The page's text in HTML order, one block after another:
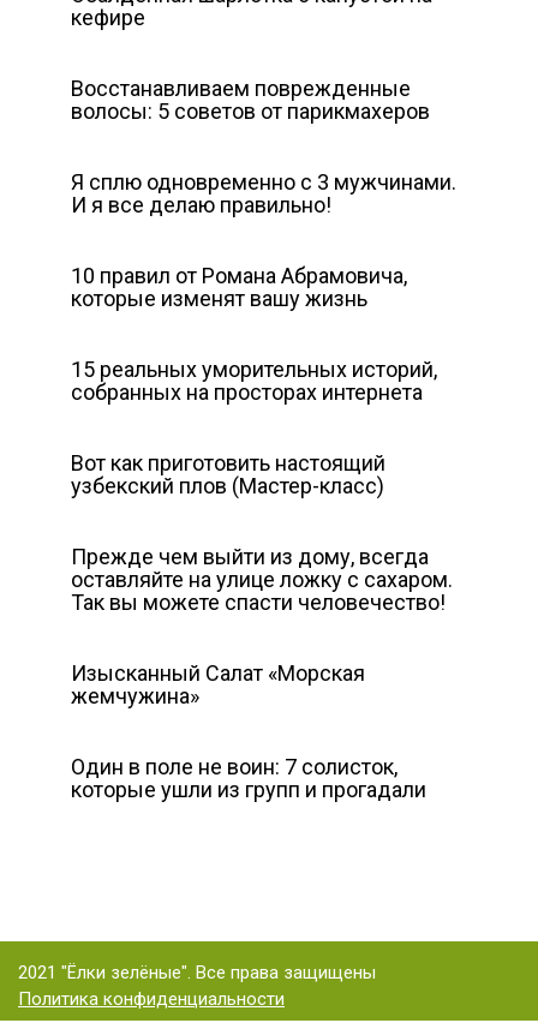
кефире
Восстанавливаем поврежденные
волосы: 5 советов от парикмахеров
Я сплю одновременно с 3 мужчинами.
И я все делаю правильно!
10 правил от Романа Абрамовича,
которые изменят вашу жизнь
15 реальных уморительных историй,
собранных на просторах интернета
Вот как приготовить настоящий
узбекский плов (Мастер-класс)
Прежде чем выйти из дому, всегда
оставляйте на улице ложку с сахаром.
Так вы можете спасти человечество!
Изысканный Салат «Морская
жемчужина»
Один в поле не воин: 7 солисток,
которые ушли из групп и прогадали
2021 "Ёлки зелёные". Все права защищены
Политика конфиденциальности